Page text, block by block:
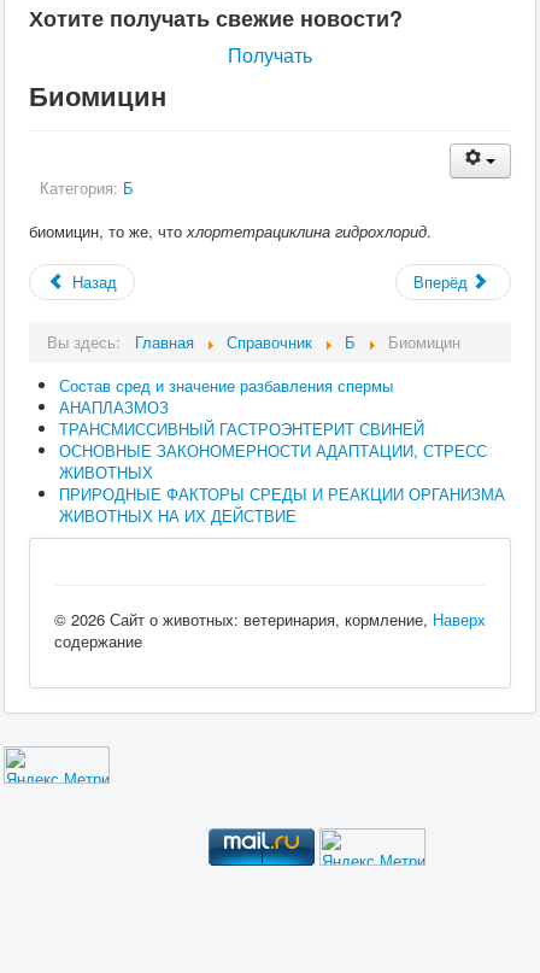
Хотите получать свежие новости?
Получать
Биомицин
Категория: Б
биомицин, то же, что хлортетрациклина гидрохлорид.
Назад Вперёд
Вы здесь: Главная Справочник Б
Биомицин
Состав сред и значение разбавления спермы
АНАПЛАЗМОЗ
ТРАНСМИССИВНЫЙ ГАСТРОЭНТЕРИТ СВИНЕЙ
ОСНОВНЫЕ ЗАКОНОМЕРНОСТИ АДАПТАЦИИ, СТРЕСС
ЖИВОТНЫХ
ПРИРОДНЫЕ ФАКТОРЫ СРЕДЫ И РЕАКЦИИ ОРГАНИЗМА
ЖИВОТНЫХ НА ИХ ДЕЙСТВИЕ
Наверх
© 2026 Сайт о животных: ветеринария, кормление,
содержание